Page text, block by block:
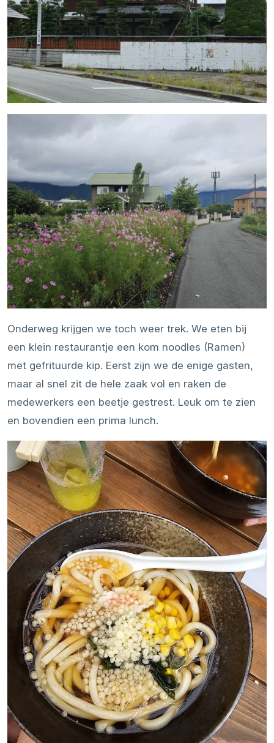
Onderweg krijgen we toch weer trek. We eten bij
een klein restaurantje een kom noodles (Ramen)
met gefrituurde kip. Eerst zijn we de enige gasten,
maar al snel zit de hele zaak vol en raken de
medewerkers een beetje gestrest. Leuk om te zien
en bovendien een prima lunch.